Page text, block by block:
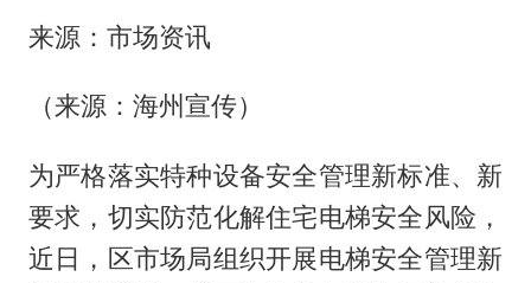
来源：市场资讯
（来源：海州宣传）
为严格落实特种设备安全管理新标准、新
要求，切实防范化解住宅电梯安全风险，
近日，区市场局组织开展电梯安全管理新